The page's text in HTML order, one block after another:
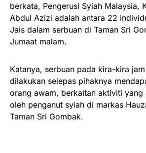
berkata, Pengerusi Syiah Malaysia,
Abdul Azizi adalah antara 22
Jais dalam serbuan di Taman Sri
Jumaat malam.
Katanya, serbuan pada kira-kira
dilakukan selepas pihaknya
orang awam, berkaitan aktiviti yang
oleh penganut syiah di markas
Taman Sri Gombak.